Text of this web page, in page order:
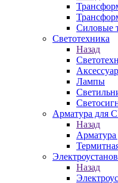
Силовые
Светотехника
Назад
Лампы
Арматура для
Назад
Назад